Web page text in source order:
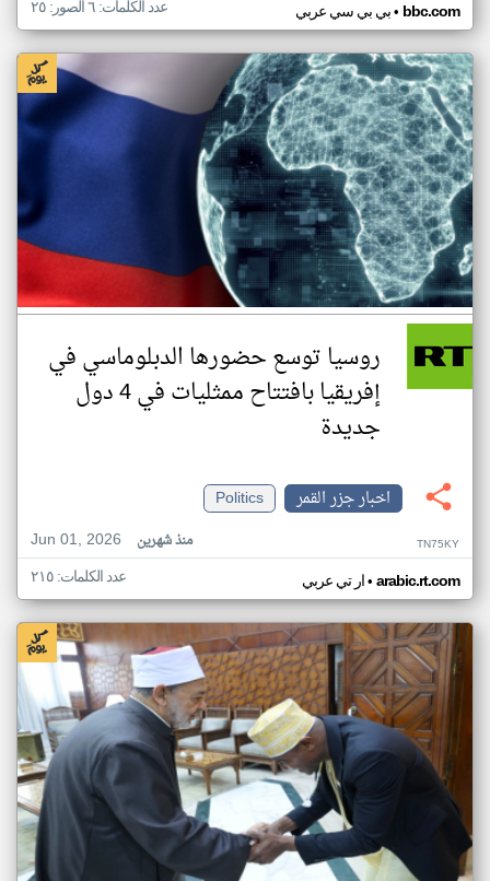
بي بي سي عربي• bbc.com عدد الكلمات: ٦ الصور: ٢٥
روسيا توسع حضورها الدبلوماسي في
إفريقيا بافتتاح ممثليات في 4 دول
جديدة
اخبار جزر القمر
Politics
Jun 01, 2026
منذ شهرين TN75KY
ار تي عربي• arabic.rt.com عدد الكلمات: ٢١٥